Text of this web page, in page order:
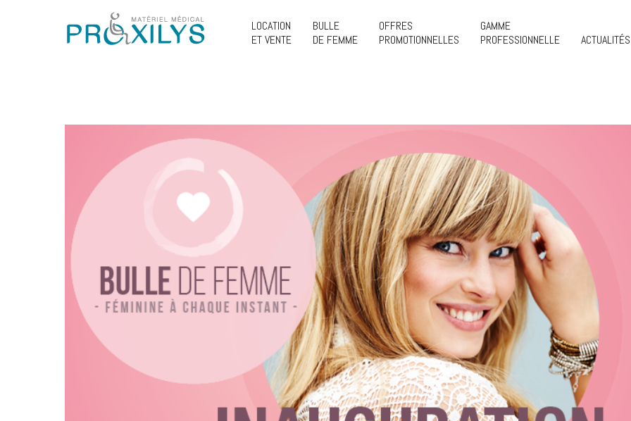
LOCATION
ET VENTE
BULLE
DE FEMME
OFFRES
PROMOTIONNELLES
GAMME
PROFESSIONNELLE
ACTUALITÉS